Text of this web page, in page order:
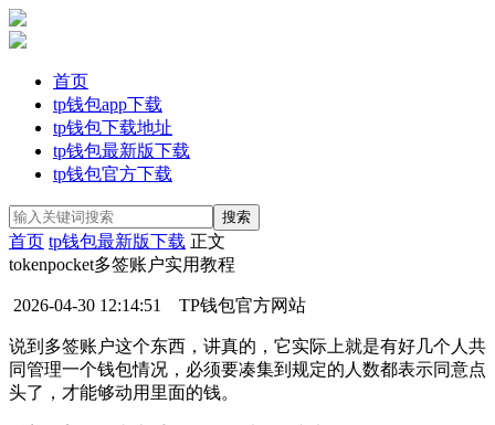
首页
tp钱包app下载
tp钱包下载地址
tp钱包最新版下载
tp钱包官方下载
首页 tp钱包最新版下载 正文
tokenpocket多签账户实用教程
2026-04-30 12:14:51 TP钱包官方网站
说到多签账户这个东西，讲真的，它实际上就是有好几个人共
同管理一个钱包情况，必须要凑集到规定的人数都表示同意点
头了，才能够动用里面的钱。